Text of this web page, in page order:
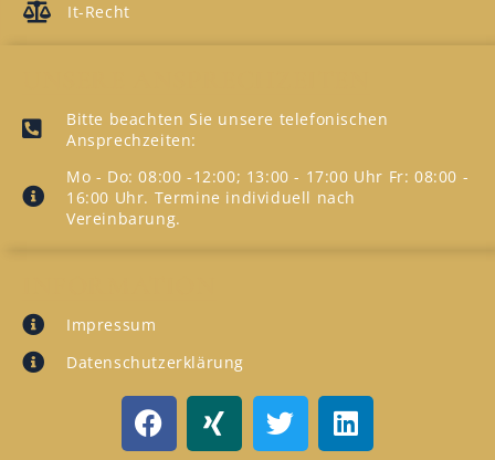
It-Recht
Bitte beachten Sie unsere telefonischen
Ansprechzeiten:
Mo - Do: 08:00 -12:00; 13:00 - 17:00 Uhr Fr: 08:00 -
16:00 Uhr. Termine individuell nach
Vereinbarung.
Impressum
Datenschutzerklärung